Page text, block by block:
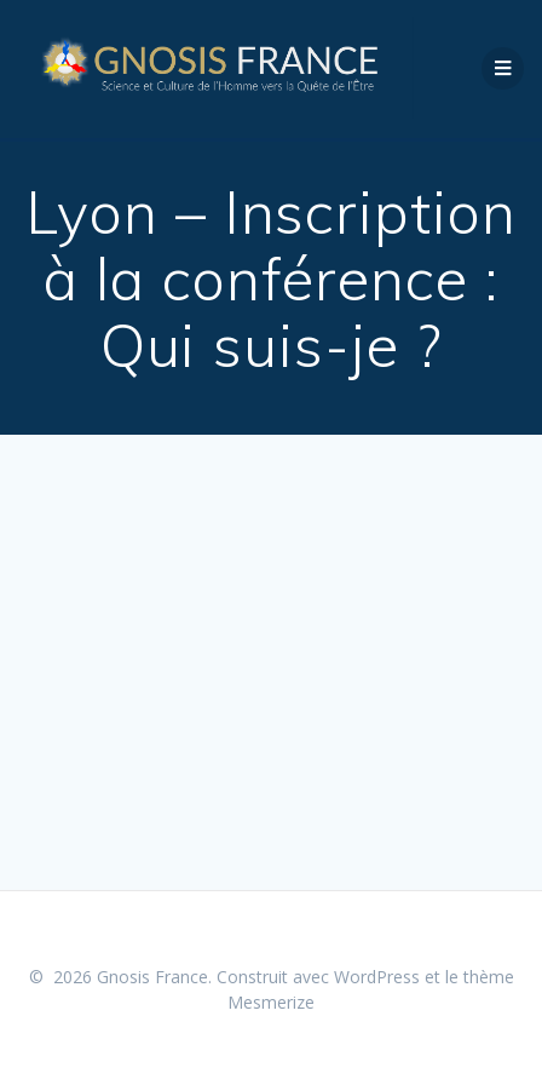
Lyon – Inscription
à la conférence :
Qui suis-je ?
© 2026 Gnosis France. Construit avec WordPress et le thème
Mesmerize